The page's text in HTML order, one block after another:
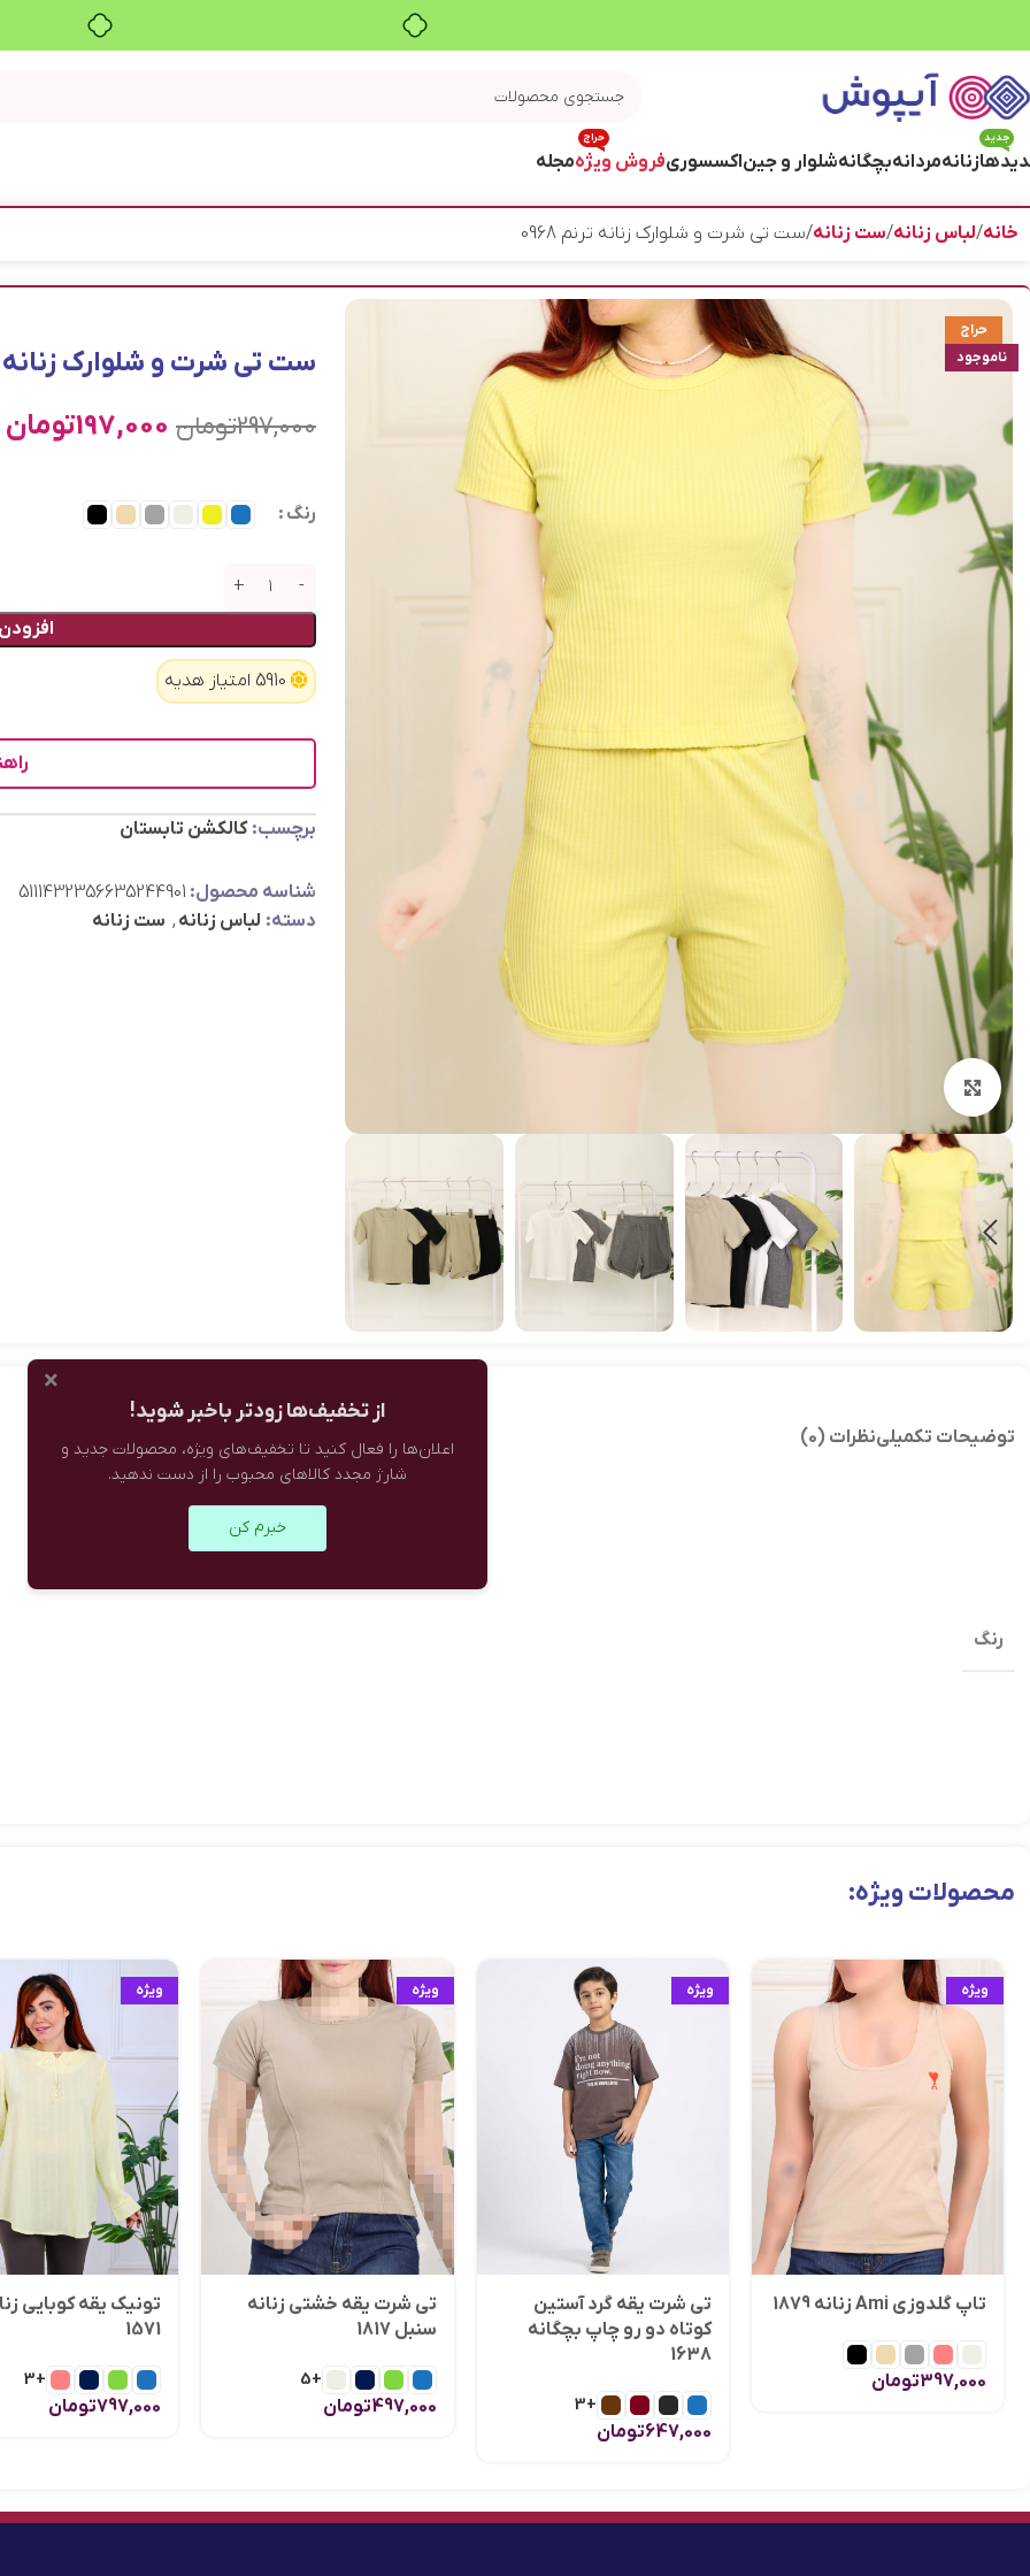
جدید
زنانهمردانهبچگانهشلوار و جیناکسسوریفروش ویژه
حراج
مجله
خانه لباس زنانه ست زنانه ست تی شرت و شلوارک زنانه ترنم 0968
حراج
ناموجود
ست تی شرت و شلوارک زنانه
297,000تومان 197,000تومان
رنگ
5910 امتیاز هدیه
برچسب: کالکشن تابستان
شناسه محصول: 5111432356635244901
دسته: لباس زنانه , ست زنانه
توضیحات تکمیلینظرات (0)
رنگ
محصولات ویژه:
ویژه
تاپ گلدوزی Ami زنانه 1879
397,000تومان
ویژه
تی شرت یقه گرد آستین
کوتاه دو رو چاپ بچگانه
1638
+3
647,000تومان
ویژه
تی شرت یقه خشتی زنانه
سنبل 1817
+5
497,000تومان
ویژه
تونیک یقه کوبایی
1571
+3
797,000تومان
×
از تخفیف‌ها زودتر باخبر شوید!
اعلان‌ها را فعال کنید تا تخفیف‌های ویژه، محصولات جدید و
شارژ مجدد کالاهای محبوب را از دست ندهید.
خبرم کن